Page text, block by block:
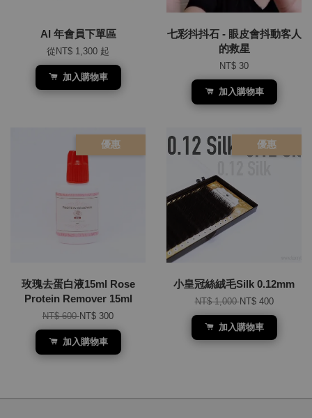
AI 年會員下單區
從 NT$ 1,300 起
加入購物車
七彩抖抖石 - 眼皮會抖動客人
的救星
NT$ 30
加入購物車
優惠
玫瑰去蛋白液15ml Rose
Protein Remover 15ml
NT$ 600NT$ 300
加入購物車
優惠
小皇冠絲絨毛Silk 0.12mm
NT$ 1,000NT$ 400
加入購物車